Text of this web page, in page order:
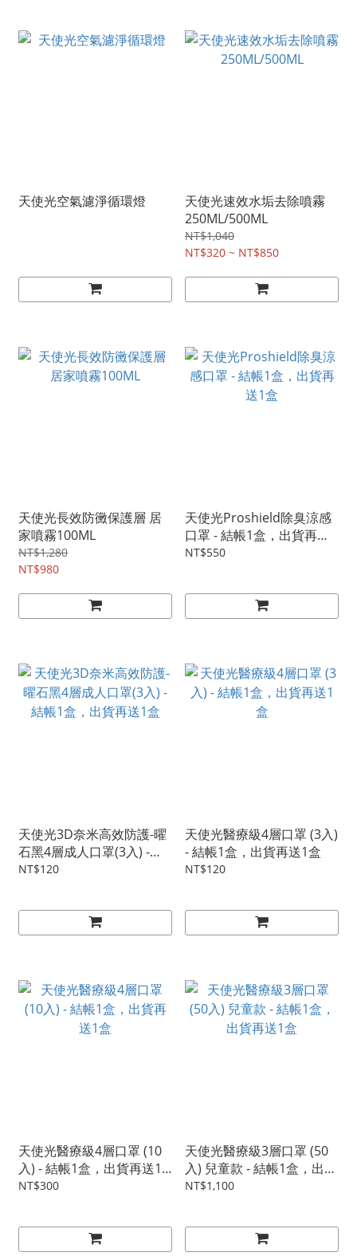
天使光空氣濾淨循環燈
天使光速效水垢去除噴霧
250ML/500ML
NT$1,040
NT$320 ~ NT$850
天使光長效防黴保護層 居
家噴霧100ML
NT$1,280
NT$980
天使光Proshield除臭涼感
口罩 - 結帳1盒，出貨再送1
盒
NT$550
天使光3D奈米高效防護-曜
石黑4層成人口罩(3入) -結
帳1盒，出貨再送1盒
NT$120
天使光醫療級4層口罩 (3入)
- 結帳1盒，出貨再送1盒
NT$120
天使光醫療級4層口罩 (10
入) - 結帳1盒，出貨再送1
盒
NT$300
天使光醫療級3層口罩 (50
入) 兒童款 - 結帳1盒，出貨
再送1盒
NT$1,100